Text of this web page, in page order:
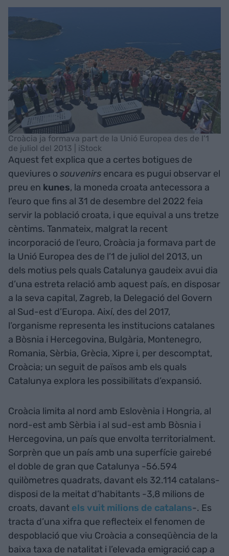
Croàcia ja formava part de la Unió Europea des de l’1
de juliol del 2013 | iStock
Aquest fet explica que a certes botigues de
queviures osouvenirs encara es pugui observar el
preu en kunes, la moneda croata antecessora a
l’euro que fins al 31 de desembre del 2022 feia
servir la població croata, i que equival a uns tretze
cèntims. Tanmateix, malgrat la recent
incorporació de l’euro, Croàcia ja formava part de
la Unió Europea des de l’1 de juliol del 2013, un
dels motius pels quals Catalunya gaudeix avui dia
d’una estreta relació amb aquest país, en disposar
a la seva capital, Zagreb, la Delegació del Govern
al Sud-est d’Europa. Així, des del 2017,
l’organisme representa les institucions catalanes
a Bòsnia i Hercegovina, Bulgària, Montenegro,
Romania, Sèrbia, Grècia, Xipre i, per descomptat,
Croàcia; un seguit de països amb els quals
Catalunya explora les possibilitats d’expansió.
Croàcia limita al nord amb Eslovènia i Hongria, al
nord-est amb Sèrbia i al sud-est amb Bòsnia i
Hercegovina, un país que envolta territorialment.
Sorprèn que un país amb una superfície gairebé
el doble de gran que Catalunya -56.594
quilòmetres quadrats, davant els 32.114 catalans-
disposi de la meitat d’habitants -3,8 milions de
croats, davant els vuit milions de catalans-. Es
tracta d’una xifra que reflecteix el fenomen de
despoblació que viu Croàcia a conseqüència de la
baixa taxa de natalitat i l’elevada emigració cap a